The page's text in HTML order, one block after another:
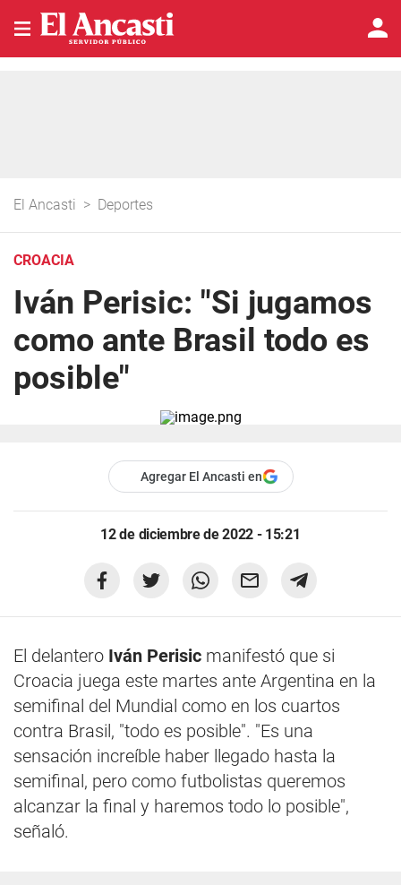
El Ancasti > Deportes
CROACIA
Iván Perisic: "Si jugamos
como ante Brasil todo es
posible"
Agregar El Ancasti en
12 de diciembre de 2022 - 15:21
El delantero Iván Perisic manifestó que si
Croacia juega este martes ante Argentina en la
semifinal del Mundial como en los cuartos
contra Brasil, "todo es posible". "Es una
sensación increíble haber llegado hasta la
semifinal, pero como futbolistas queremos
alcanzar la final y haremos todo lo posible",
señaló.